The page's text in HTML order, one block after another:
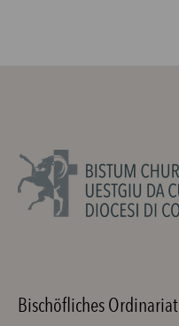
Bischöfliches Ordinariat